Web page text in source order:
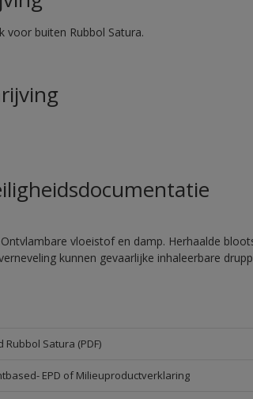
voor buiten Rubbol Satura.
vloeistof en damp. Herhaalde
kunnen gevaarlijke inhaleerbare
Satura (PDF)
EPD of Milieuproductverklaring